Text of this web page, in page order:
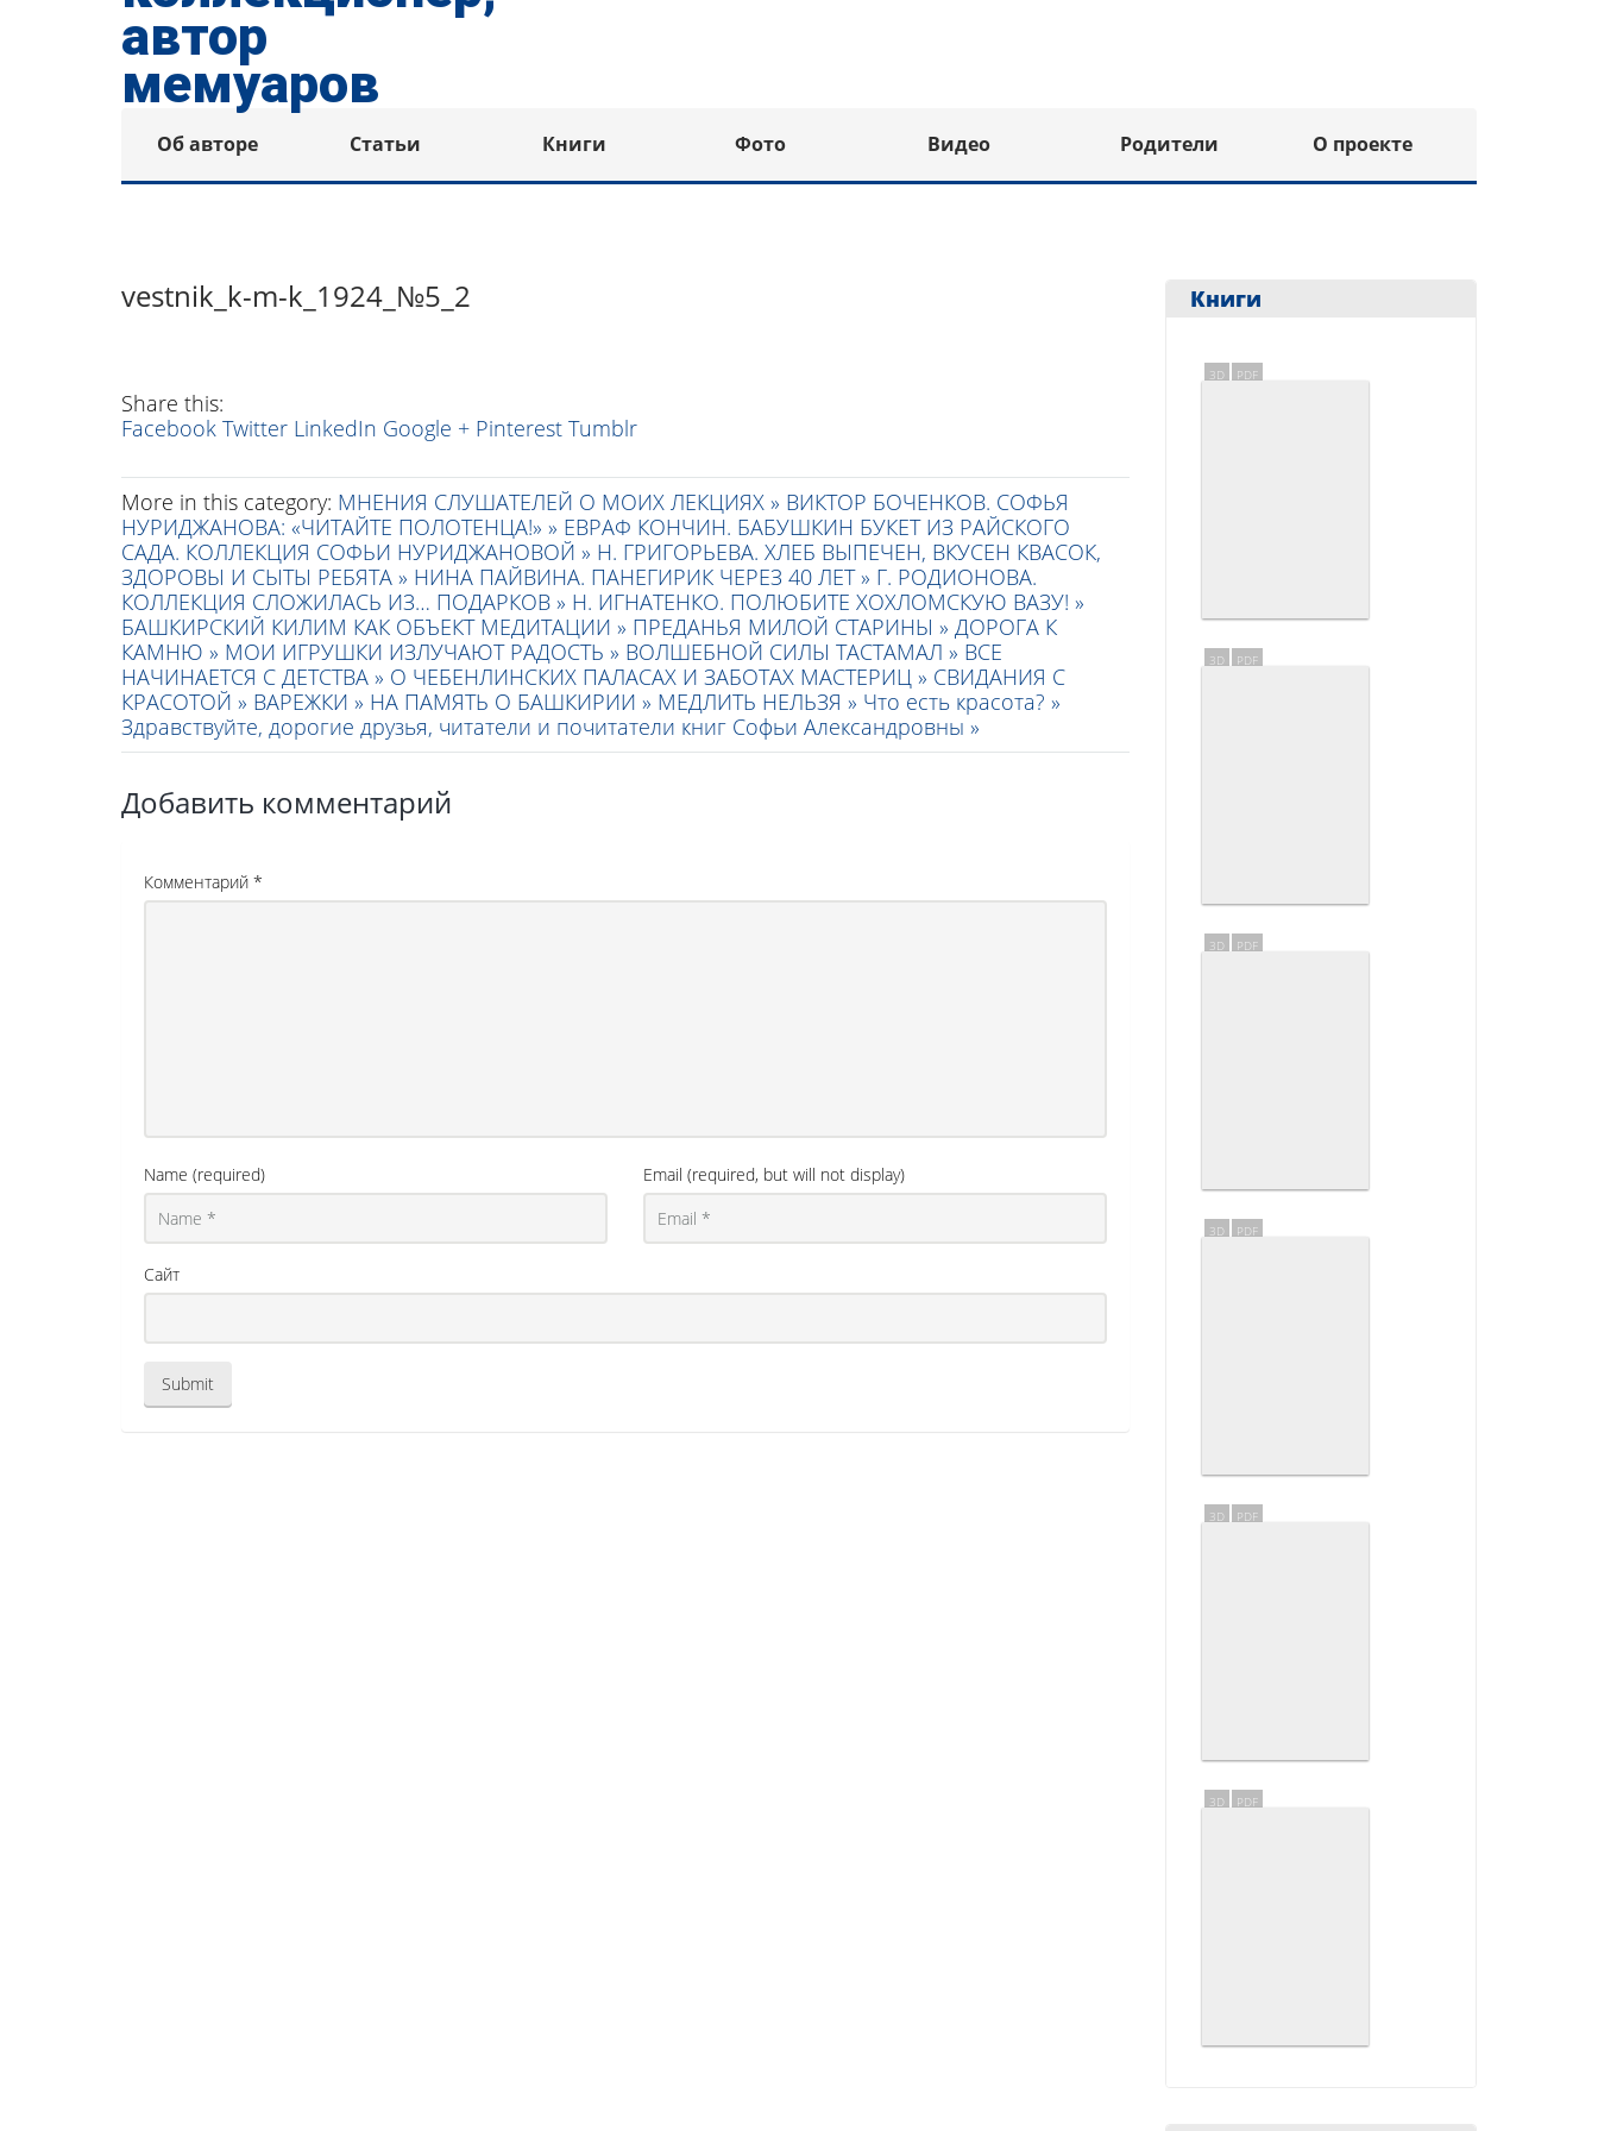
Об авторе Статьи Книги Фото Видео Родители О проекте
Книги
3D PDF
3D PDF
3D PDF
3D PDF
3D PDF
3D PDF
vestnik_k-m-k_1924_№5_2
Share this:
Facebook Twitter LinkedIn Google + Pinterest Tumblr
More in this category: МНЕНИЯ СЛУШАТЕЛЕЙ О МОИХ ЛЕКЦИЯХ » ВИКТОР БОЧЕНКОВ. СОФЬЯ
НУРИДЖАНОВА: «ЧИТАЙТЕ ПОЛОТЕНЦА!» » ЕВРАФ КОНЧИН. БАБУШКИН БУКЕТ ИЗ РАЙСКОГО
САДА. КОЛЛЕКЦИЯ СОФЬИ НУРИДЖАНОВОЙ » Н. ГРИГОРЬЕВА. ХЛЕБ ВЫПЕЧЕН, ВКУСЕН КВАСОК,
ЗДОРОВЫ И СЫТЫ РЕБЯТА » НИНА ПАЙВИНА. ПАНЕГИРИК ЧЕРЕЗ 40 ЛЕТ » Г. РОДИОНОВА.
КОЛЛЕКЦИЯ СЛОЖИЛАСЬ ИЗ… ПОДАРКОВ » Н. ИГНАТЕНКО. ПОЛЮБИТЕ ХОХЛОМСКУЮ ВАЗУ! »
БАШКИРСКИЙ КИЛИМ КАК ОБЪЕКТ МЕДИТАЦИИ » ПРЕДАНЬЯ МИЛОЙ СТАРИНЫ » ДОРОГА К
КАМНЮ » МОИ ИГРУШКИ ИЗЛУЧАЮТ РАДОСТЬ » ВОЛШЕБНОЙ СИЛЫ ТАСТАМАЛ » ВСЕ
НАЧИНАЕТСЯ С ДЕТСТВА » О ЧЕБЕНЛИНСКИХ ПАЛАСАХ И ЗАБОТАХ МАСТЕРИЦ » СВИДАНИЯ С
КРАСОТОЙ » ВАРЕЖКИ » НА ПАМЯТЬ О БАШКИРИИ » МЕДЛИТЬ НЕЛЬЗЯ » Что есть красота? »
Здравствуйте, дорогие друзья, читатели и почитатели книг Софьи Александровны »
Добавить комментарий
Комментарий *
Name (required) Email (required, but will not display)
Сайт